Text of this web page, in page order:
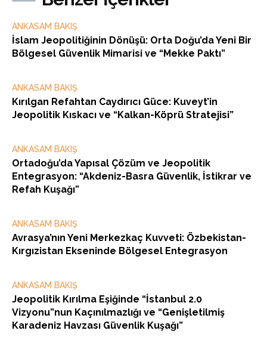
ANKASAM BAKIŞ
İslam Jeopolitiğinin Dönüşü: Orta Doğu’da Yeni Bir
Bölgesel Güvenlik Mimarisi ve “Mekke Paktı”
ANKASAM BAKIŞ
Kırılgan Refahtan Caydırıcı Güce: Kuveyt’in
Jeopolitik Kıskacı ve “Kalkan-Köprü Stratejisi”
ANKASAM BAKIŞ
Ortadoğu’da Yapısal Çözüm ve Jeopolitik
Entegrasyon: “Akdeniz-Basra Güvenlik, İstikrar ve
Refah Kuşağı”
ANKASAM BAKIŞ
Avrasya’nın Yeni Merkezkaç Kuvveti: Özbekistan-
Kırgızistan Ekseninde Bölgesel Entegrasyon
ANKASAM BAKIŞ
Jeopolitik Kırılma Eşiğinde “İstanbul 2.0
Vizyonu”nun Kaçınılmazlığı ve “Genişletilmiş
Karadeniz Havzası Güvenlik Kuşağı”